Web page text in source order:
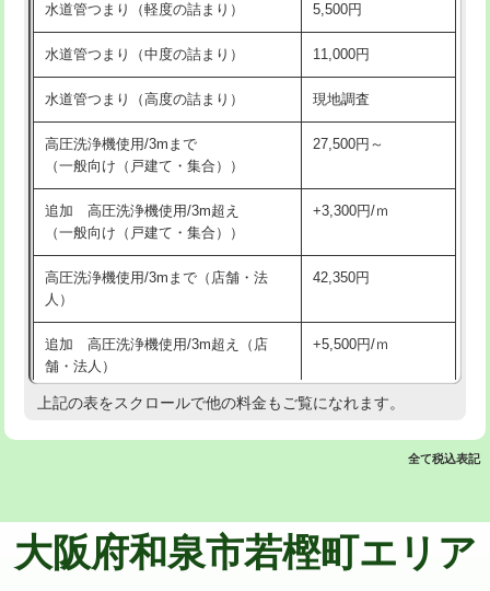
洗面台設置 38,500円
化粧台設置 22,000円
追加人工 16,500円
廃棄・処分 現場見積
※給水管工事は20mmまでの価格です。
交換・取付(排水栓・排水トラップ
22,000円+材料費
持込商品取付（混合水栓）
持込商品取付（浄水器・分岐水栓） 16,500円
業）
排水管工事（追加 排水管工事/3ｍ超
え）
マス交換（土の掘削・埋め戻し作業） 11,000円~
マス交換（深さ50㎝以上） 66,000円
水道管つまり（軽度の詰まり） 5,500円
水道管つまり（中度の詰まり） 11,000円
水道管つまり（高度の詰まり） 現地調査
高圧洗浄機使用/3mまで
（一般向け（戸建て・集合））
27,500円～
追加 高圧洗浄機使用/3m超え
（一般向け（戸建て・集合））
+3,300円/ｍ
高圧洗浄機使用/3mまで（店舗・法
人）
42,350円
追加 高圧洗浄機使用/3m超え（店
舗・法人）
+5,500円/ｍ
高度高圧洗浄換 現地調査
追加トーラー機使用/3m超え +3,300円
上記の表をスクロールで他の料金もご覧になれます。
全て税込表記
大阪府和泉市若樫町エリア